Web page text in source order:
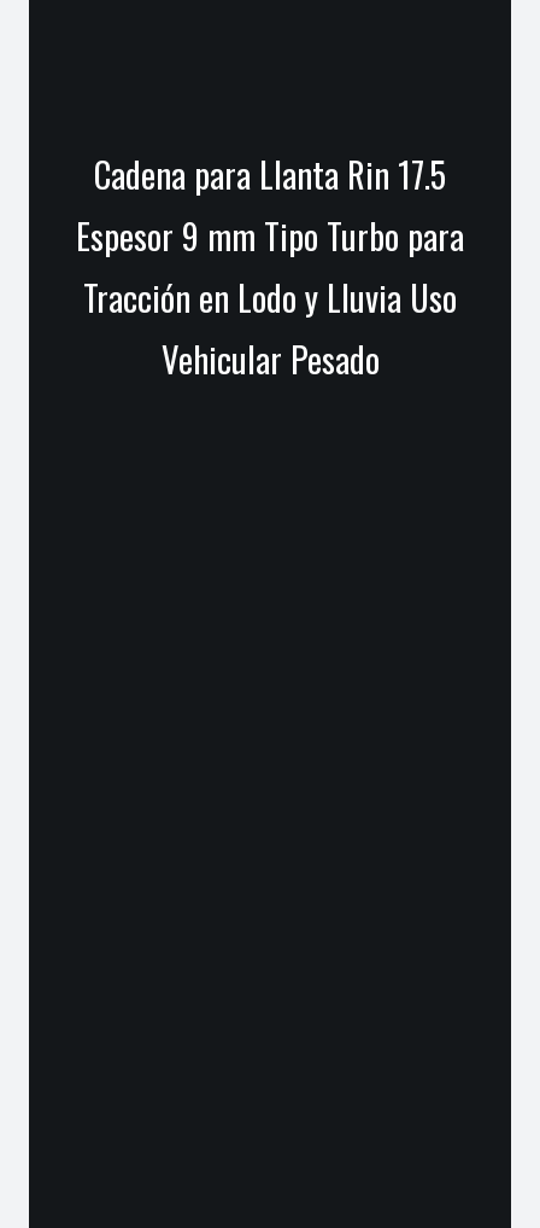
Cadena para Llanta Rin 17.5
Espesor 9 mm Tipo Turbo para
Tracción en Lodo y Lluvia Uso
Vehicular Pesado